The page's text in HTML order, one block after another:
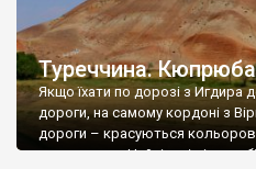
Туреччина.
Якщо їхати по дорозі з Игдира
дороги, на самому кордоні з
дороги – красуються
походження. Найцікавіші